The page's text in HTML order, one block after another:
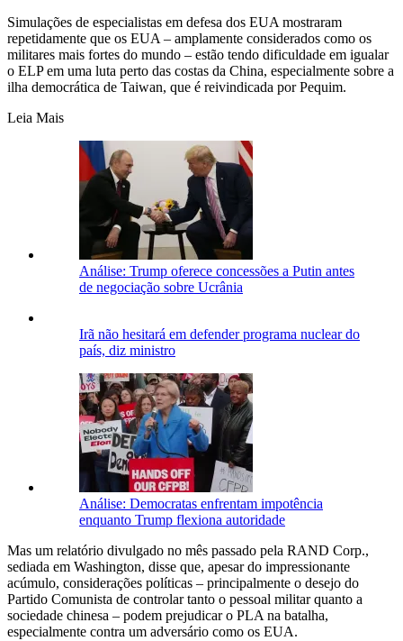
Simulações de especialistas em defesa dos EUA mostraram
repetidamente que os EUA – amplamente considerados como os
militares mais fortes do mundo – estão tendo dificuldade em igualar
o ELP em uma luta perto das costas da China, especialmente sobre a
ilha democrática de Taiwan, que é reivindicada por Pequim.
Leia Mais
Análise: Trump oferece concessões a Putin antes
de negociação sobre Ucrânia
Irã não hesitará em defender programa nuclear do
país, diz ministro
Análise: Democratas enfrentam impotência
enquanto Trump flexiona autoridade
Mas um relatório divulgado no mês passado pela RAND Corp.,
sediada em Washington, disse que, apesar do impressionante
acúmulo, considerações políticas – principalmente o desejo do
Partido Comunista de controlar tanto o pessoal militar quanto a
sociedade chinesa – podem prejudicar o PLA na batalha,
especialmente contra um adversário como os EUA.